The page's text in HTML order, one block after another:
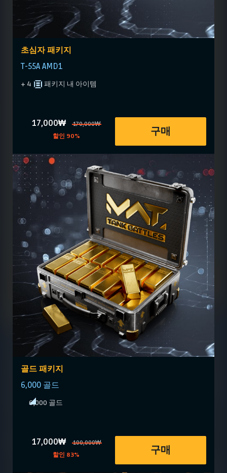
초심자 패키지
T-55A AMD1
+ 4 패키지 내 아이템
17,000₩
170,000₩
할인 90%
구매
골드 패키지
6,000 골드
6,000 골드
17,000₩
100,000₩
할인 83%
구매